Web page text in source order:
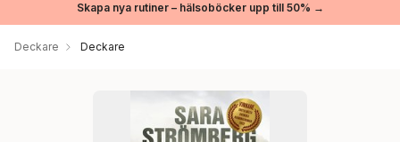
Skapa nya rutiner – hälsoböcker upp till 50% →
Deckare Deckare